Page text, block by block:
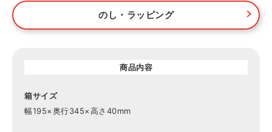
のし・ラッピング
商品内容
箱サイズ
幅195×奥行345×高さ40mm